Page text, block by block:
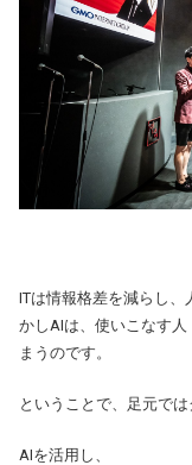
ITは情報格差を減らし、
かしAIは、使いこなす
まうのです。
ということで、足元で
AIを活用し、